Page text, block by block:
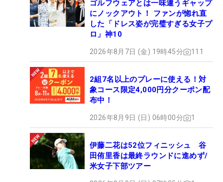
ゴルフウェアとは一味違うギャップ
にノックアウト！ ファンが惚れ直
した「ドレス姿が完璧すぎる女子プ
ロ」神10
2026年8月7日 (金) 19時45分 111
2組7名以上のプレーに使える！対
象コース限定4,000円分クーポン配
布中！
2026年8月9日 (日) 06時00分 1
伊藤二花は52位フィニッシュ 谷
田侑里香は最終ラウンドに進めず/
米女子下部ツアー